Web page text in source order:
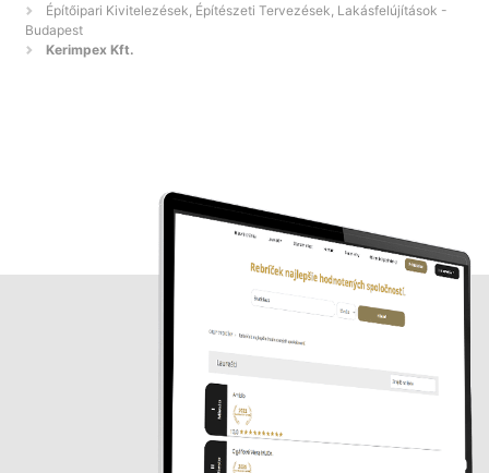
Építőipari Kivitelezések, Építészeti Tervezések, Lakásfelújítások -
Budapest
Kerimpex Kft.